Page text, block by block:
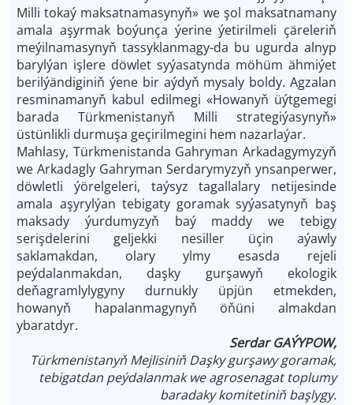
Milli tokaý maksatnamasynyň» we şol maksatnamany
amala aşyrmak boýunça ýerine ýetirilmeli çäreleriň
meýilnamasynyň tassyklanmagy-da bu ugurda alnyp
barylýan işlere döwlet syýasatynda möhüm ähmiýet
berilýändiginiň ýene bir aýdyň mysaly boldy. Agzalan
resminamanyň kabul edilmegi «Howanyň üýtgemegi
barada Türkmenistanyň Milli strategiýasynyň»
üstünlikli durmuşa geçirilmegini hem nazarlaýar.
Mahlasy, Türkmenistanda Gahryman Arkadagymyzyň
we Arkadagly Gahryman Serdarymyzyň ynsanperwer,
döwletli ýörelgeleri, taýsyz tagallalary netijesinde
amala aşyrylýan tebigaty goramak syýasatynyň baş
maksady ýurdumyzyň baý maddy we tebigy
serişdelerini geljekki nesiller üçin aýawly
saklamakdan, olary ylmy esasda rejeli
peýdalanmakdan, daşky gurşawyň ekologik
deňagramlylygyny durnukly üpjün etmekden,
howanyň hapalanmagynyň öňüni almakdan
ybaratdyr.
Serdar GAÝYPOW,
Türkmenistanyň Mejlisiniň Daşky gurşawy goramak,
tebigatdan peýdalanmak we agrosenagat toplumy
baradaky komitetiniň başlygy.